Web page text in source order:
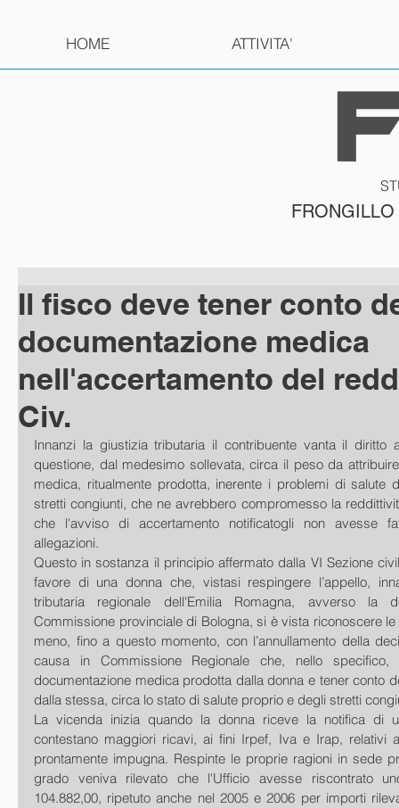
HOME ATTIVITA'
Il fisco deve tener conto
documentazione medica
nell'accertamento del
Civ.
Innanzi la giustizia tributaria il contribuente vanta il diritto
questione, dal medesimo sollevata, circa il peso da
medica, ritualmente prodotta, inerente i problemi di salute
stretti congiunti, che ne avrebbero compromesso la
che l'avviso di accertamento notificatogli non avesse
allegazioni.
Questo in sostanza il principio affermato dalla VI Sezione
favore di una donna che, vistasi respingere l’appello,
tributaria regionale dell'Emilia Romagna, avverso la
Commissione provinciale di Bologna, si è vista riconoscere
meno, fino a questo momento, con l’annullamento della
causa in Commissione Regionale che, nello specifico,
documentazione medica prodotta dalla donna e tener conto
dalla stessa, circa lo stato di salute proprio e degli stretti
La vicenda inizia quando la donna riceve la notifica di
contestano maggiori ricavi, ai fini Irpef, Iva e Irap, relativi
prontamente impugna. Respinte le proprie ragioni in sede
grado veniva rilevato che l'Ufficio avesse riscontrato
104.882,00, ripetuto anche nel 2005 e 2006 per importi